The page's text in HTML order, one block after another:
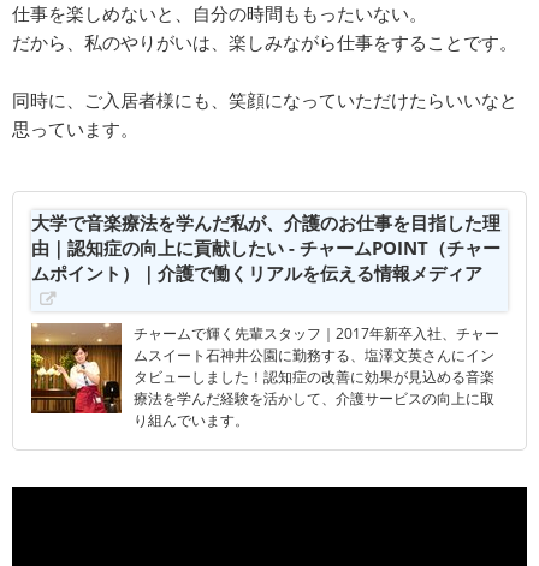
仕事を楽しめないと、自分の時間ももったいない。
だから、私のやりがいは、楽しみながら仕事をすることです。
同時に、ご入居者様にも、笑顔になっていただけたらいいなと
思っています。
大学で音楽療法を学んだ私が、介護のお仕事を目指した理
由｜認知症の向上に貢献したい - チャームPOINT（チャー
ムポイント）｜介護で働くリアルを伝える情報メディア
チャームで輝く先輩スタッフ｜2017年新卒入社、チャー
ムスイート石神井公園に勤務する、塩澤文英さんにイン
タビューしました！認知症の改善に効果が見込める音楽
療法を学んだ経験を活かして、介護サービスの向上に取
り組んでいます。